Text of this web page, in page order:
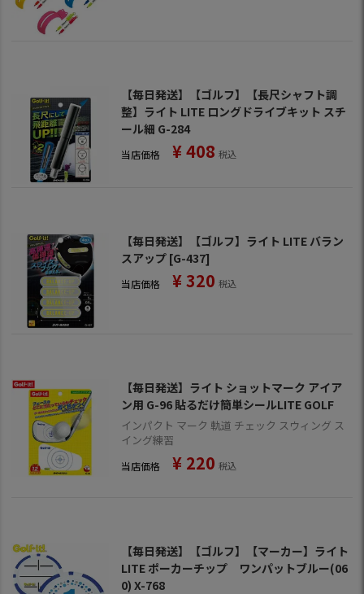
【毎日発送】【ゴルフ】【長尺シャフト調
整】ライト LITE ロングドライブキット スチ
ール細 G-284
当店価格 ¥408 税込
【毎日発送】【ゴルフ】ライト LITE バラン
スアップ [G-437]
当店価格 ¥320 税込
【毎日発送】ライト ショットマーク アイア
ン用 G-96 貼るだけ簡単シールLITE GOLF
インパクト マーク 軌道 チェック スウィング ス
イング練習
当店価格 ¥ 220 税込
【毎日発送】【ゴルフ】【マーカー】ライト
LITE ポーカーチップ ワンパットブルー(06
0) X-768